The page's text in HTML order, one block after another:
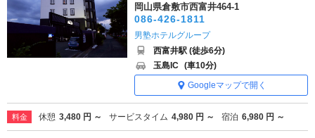
岡山県倉敷市西富井464-1
086-426-1811
男塾ホテルグループ
西富井駅 (徒歩6分)
玉島IC (車10分)
Googleマップで開く
料金 休憩 3,480 円 ～ サービスタイム 4,980 円 ～ 宿泊 6,980 円 ～